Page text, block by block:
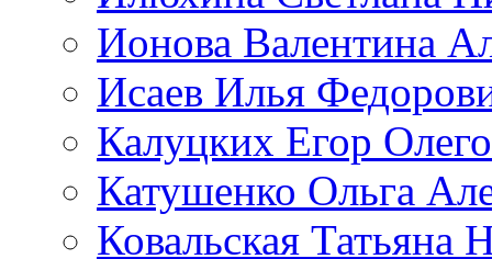
Ионова Валентина
Исаев Илья
Калуцких Егор
Катушенко Ольга
Ковальская Татьяна